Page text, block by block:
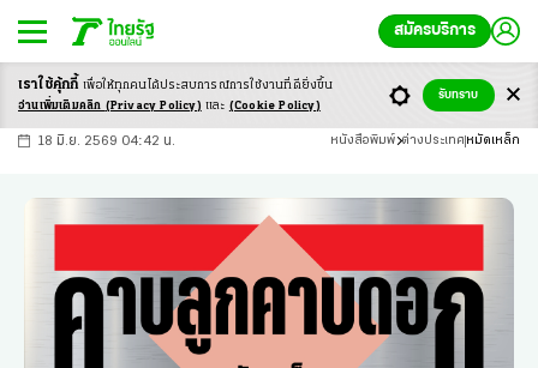
สมัครบริการ
-ก ก ก+
18 มิ.ย. 2569 04:42 น. หนังสือพิมพ์ ต่างประเทศ หมัดเหล็ก
เราใช้คุ้กกี้ เพื่อให้ทุกคนได้ประสบการณ์การใช้งานที่ดียิ่งขึ้น
อ่านเพิ่มเติมคลิก (Privacy Policy) และ (Cookie Policy)
รับทราบ